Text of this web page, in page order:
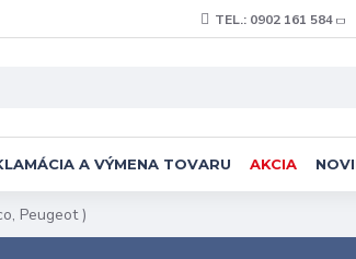
TEL.: 0902 161 584
A VÝMENA TOVARU AKCIA
Peugeot )